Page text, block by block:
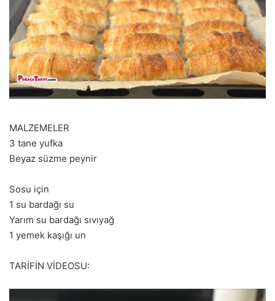
MALZEMELER
3 tane yufka
Beyaz süzme peynir
Sosu için
1 su bardağı su
Yarım su bardağı sıvıyağ
1 yemek kaşığı un
TARİFİN VİDEOSU: